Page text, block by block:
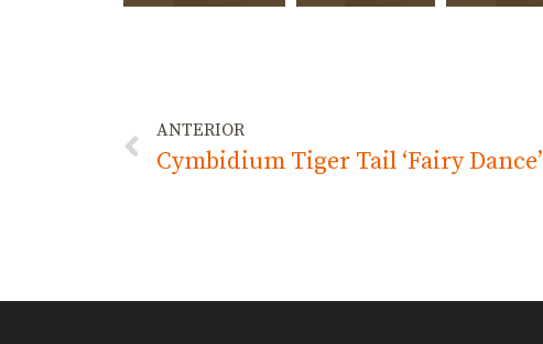
ANTERIOR
Cymbidium Tiger Tail ‘Fairy Dance’